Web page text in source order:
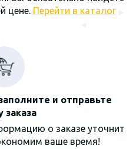
цене. Перейти в каталог
и отправьте
заказа
о заказе уточнит
ваше время!